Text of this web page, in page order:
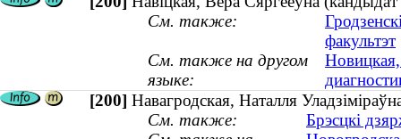
См. также:
факультэт
См. также на другом
языке:
[200] Навагродская, Наталля
См. также:
Брэсцкі